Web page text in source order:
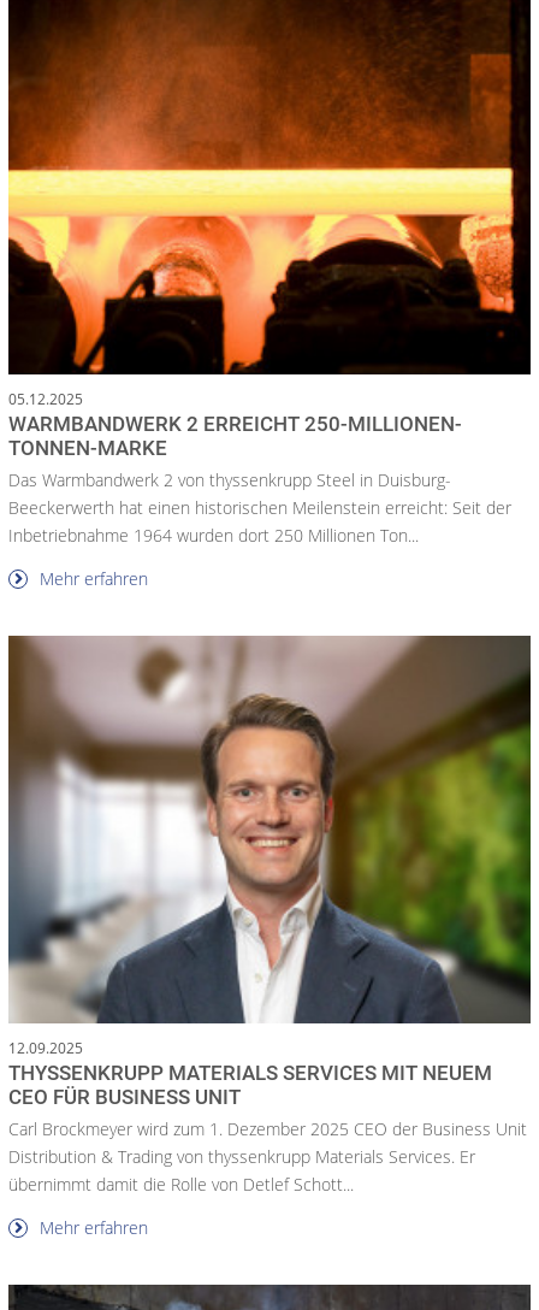
05.12.2025
WARMBANDWERK 2 ERREICHT 250-MILLIONEN-
TONNEN-MARKE
Das Warmbandwerk 2 von thyssenkrupp Steel in Duisburg-
Beeckerwerth hat einen historischen Meilenstein erreicht: Seit der
Inbetriebnahme 1964 wurden dort 250 Millionen Ton...
Mehr erfahren
12.09.2025
THYSSENKRUPP MATERIALS SERVICES MIT NEUEM
CEO FÜR BUSINESS UNIT
Carl Brockmeyer wird zum 1. Dezember 2025 CEO der Business Unit
Distribution & Trading von thyssenkrupp Materials Services. Er
übernimmt damit die Rolle von Detlef Schott...
Mehr erfahren